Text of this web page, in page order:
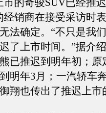
市的奇骏SUV已经推
经销商在接受采访时
法确定。“不只是我
了上市时间。”据介
已推迟到明年初；原
明年3月；一汽轿车
翔也传出了推迟上市